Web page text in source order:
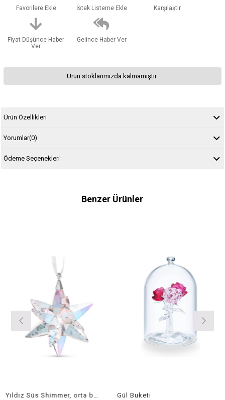
Favorilere Ekle İstek Listeme Ekle Karşılaştır
Fiyat Düşünce Haber
Ver
Gelince Haber Ver
Ürün stoklarımızda kalmamıştır.
Ürün Özellikleri
Yorumlar(0)
Ödeme Seçenekleri
Benzer Ürünler
Yıldız Süs Shimmer, orta boy Gül Buketi